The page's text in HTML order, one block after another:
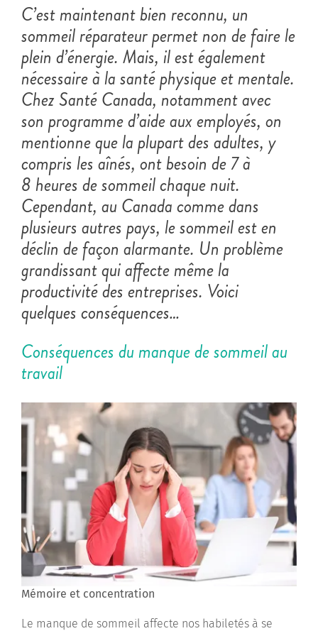
C’est maintenant bien reconnu, un
sommeil réparateur permet non de faire le
plein d’énergie. Mais, il est également
nécessaire à la santé physique et mentale.
Chez Santé Canada, notamment avec
son programme d’aide aux employés, on
mentionne que la plupart des adultes, y
compris les aînés, ont besoin de 7 à
8 heures de sommeil chaque nuit.
Cependant, au Canada comme dans
plusieurs autres pays, le sommeil est en
déclin de façon alarmante. Un problème
grandissant qui affecte même la
productivité des entreprises. Voici
quelques conséquences…
Conséquences du manque de sommeil au
travail
Mémoire et concentration
Le manque de sommeil affecte nos habiletés à se